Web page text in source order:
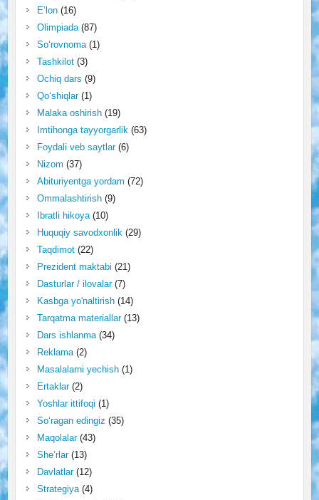
E’lon(16)
Olimpiada(87)
So‘rovnoma(1)
Tashkilot(3)
Ochiq dars (9)
Qo‘shiqlar(1)
Malaka oshirish(19)
Imtihonga tayyorgarlik(63)
Foydali veb saytlar(6)
Nizom (37)
Abituriyentga yordam (72)
Ommalashtirish(9)
Ibratli hikoya(10)
Huquqiy savodxonlik(29)
Taqdimot(22)
Prezident maktabi (21)
Dasturlar / ilovalar(7)
Kasbga yo'naltirish(14)
Tarqatma materiallar(13)
Dars ishlanma(34)
Reklama(2)
Masalalarni yechish(1)
Ertaklar(2)
Yoshlar ittifoqi (1)
So‘ragan edingiz (35)
Maqolalar(43)
She’rlar(13)
Davlatlar(12)
Strategiya(4)